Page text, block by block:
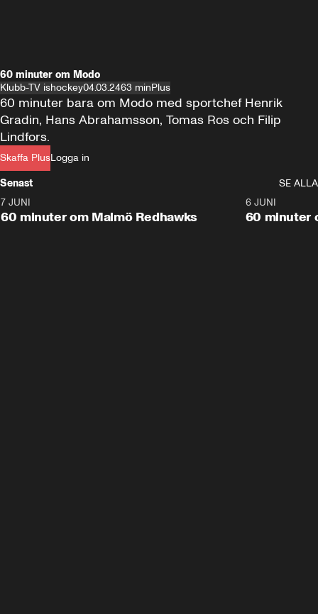
60 minuter om Modo
Klubb-TV ishockey04.03.2463 minPlus
Skaffa PlusLogga in
60 minuter bara om Modo med sportchef Henrik
Gradin, Hans Abrahamsson, Tomas Ros och Filip
Lindfors.
Senast
SE ALLA
Plus
7 JUNI
60 minuter om Malmö Redhawks
6 JUNI
60 minuter